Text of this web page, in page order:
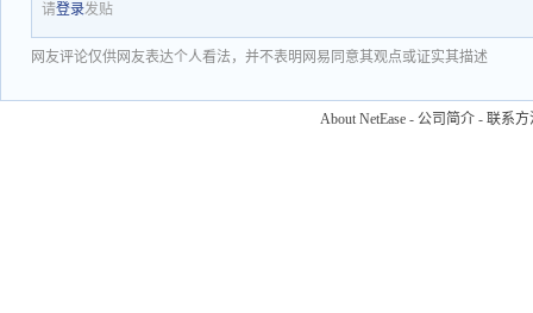
请登录发贴
网友评论仅供网友表达个人看法，并不表明网易同意其观点或证实其描述
About NetEase - 公司简介 - 联系方